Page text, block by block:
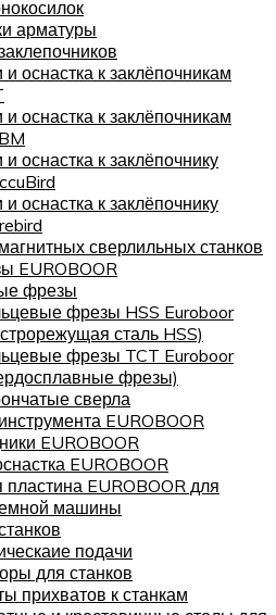
арматуры
и оснастка к заклёпочникам
и оснастка к заклёпочникам
и оснастка к заклёпочнику
и оснастка к заклёпочнику
сверлильных станков
EUROBOOR
фрезы
фрезы HSS Euroboor
сталь HSS)
фрезы TCT Euroboor
фрезы)
сверла
EUROBOOR
EUROBOOR
EUROBOOR
EUROBOOR для
машины
подачи
для станков
прихватов к станкам